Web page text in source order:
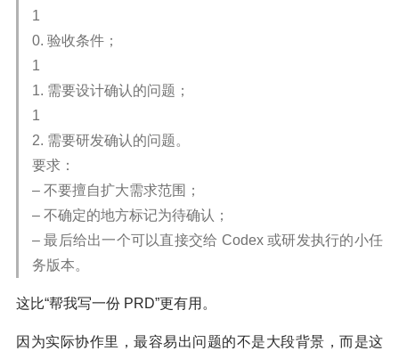
1
0. 验收条件；
1
1. 需要设计确认的问题；
1
2. 需要研发确认的问题。
要求：
– 不要擅自扩大需求范围；
– 不确定的地方标记为待确认；
– 最后给出一个可以直接交给 Codex 或研发执行的小任
务版本。
这比“帮我写一份 PRD”更有用。
因为实际协作里，最容易出问题的不是大段背景，而是这